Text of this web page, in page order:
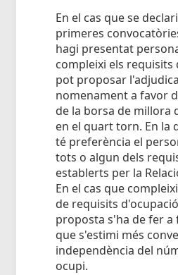
En el cas que se
primeres
hagi presentat
compleixi els
pot proposar
nomenament a favor
de la borsa de millora
en el quart torn. En la
té preferència el
tots o algun dels
establerts per la
En el cas que
de requisits
proposta s'ha de fer a
que s'estimi més
independència del
ocupi.